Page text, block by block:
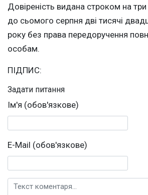
Довіреність видана строком на
до сьомого серпня дві тисячі
року без права передоручення
особам.
ПІДПИС:
Задати питання
Ім'я (обов'язкове)
E-Mail (обов'язкове)
Текст коментаря